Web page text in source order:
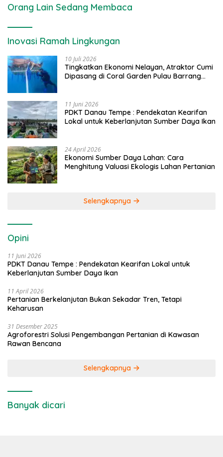
Orang Lain Sedang Membaca
Inovasi Ramah Lingkungan
10 Juli 2026
Tingkatkan Ekonomi Nelayan, Atraktor Cumi
Dipasang di Coral Garden Pulau Barrang
11 Juni 2026
PDKT Danau Tempe : Pendekatan Kearifan
Lokal untuk Keberlanjutan Sumber Daya Ikan
24 April 2026
Ekonomi Sumber Daya Lahan: Cara
Menghitung Valuasi Ekologis Lahan Pertanian
Selengkapnya
Opini
11 Juni 2026
PDKT Danau Tempe : Pendekatan Kearifan Lokal untuk
Keberlanjutan Sumber Daya Ikan
11 April 2026
Pertanian Berkelanjutan Bukan Sekadar Tren, Tetapi
Keharusan
31 Desember 2025
Agroforestri Solusi Pengembangan Pertanian di Kawasan
Rawan Bencana
Selengkapnya
Banyak dicari